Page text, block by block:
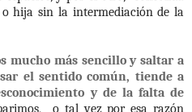
hija sin la intermediación de la
mucho más sencillo y saltar a
el sentido común, tiende a
y de la falta de
o tal vez por esa razón